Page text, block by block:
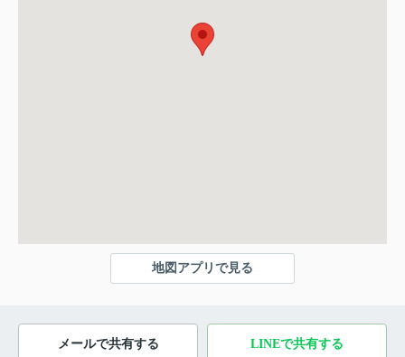
地図アプリで見る
メールで共有する LINEで共有する